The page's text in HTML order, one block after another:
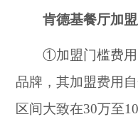
肯德基餐厅加盟
①加盟门槛费用
品牌，其加盟费用
区间大致在30万至